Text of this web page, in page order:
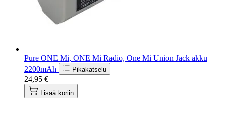
Pure ONE Mi, ONE Mi Radio, One Mi Union Jack akku
2200mAh
Pikakatselu
24,95 €
Lisää koriin